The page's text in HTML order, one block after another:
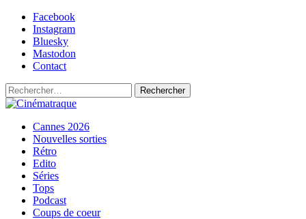
Skip
content
Facebook
Instagram
Bluesky
Mastodon
Contact
Rechercher :
Cinématraque
Si on avait du talent, on ferait des films
Primary
Menu
Cannes 2026
Nouvelles sorties
Rétro
Edito
Séries
Tops
Podcast
Coups de coeur